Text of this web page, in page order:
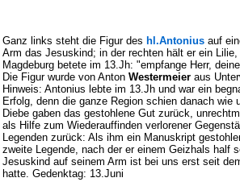
Ganz links steht die Figur des hl.Antonius auf
Arm das Jesuskind; in der rechten hält er ein
Magdeburg betete im 13.Jh: "empfange Herr,
Die Figur wurde von Anton Westermeier aus
Hinweis: Antonius lebte im 13.Jh und war ein
Erfolg, denn die ganze Region schien danach
Diebe gaben das gestohlene Gut zurück,
als Hilfe zum Wiederauffinden verlorener
Legenden zurück: Als ihm ein Manuskript
zweite Legende, nach der er einem Geizhals half
Jesuskind auf seinem Arm ist bei uns erst seit
hatte. Gedenktag: 13.Juni